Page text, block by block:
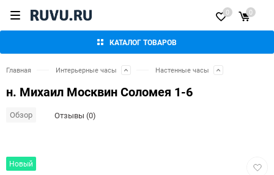
КАТАЛОГ ТОВАРОВ
0 0
Главная Интерьерные часы Настенные часы
н. Михаил Москвин Соломея 1-6
Обзор Отзывы (0)
Новый